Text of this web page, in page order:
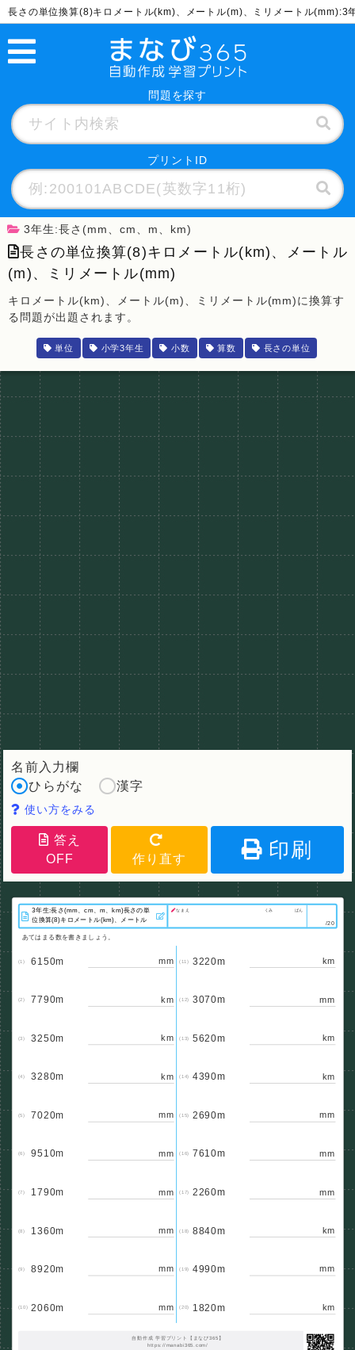
長さの単位換算(8)キロメートル(km)、メートル(m)、ミリメートル
問題を探す
プリントID
3年生:長さ(mm、cm、m、km)
長さの単位換算(8)キロメートル(km)、メートル
(m)、ミリメートル(mm)
キロメートル(km)、メートル(m)、ミリメートル(mm)に換算す
る問題が出題されます。
単位 小学3年生 小数 算数 長さの単位
名前入力欄
ひらがな
漢字
使い方をみる
答え
OFF
作り直す 印刷
なまえ くみ ばん
/20
あてはまる数を書きましょう。
(1) 6150m mm
(2) 7790m km
(3) 3250m km
(4) 3280m km
(5) 7020m mm
(6) 9510m mm
(7) 1790m mm
(8) 1360m mm
(9) 8920m mm
(10) 2060m mm
(11) 3220m km
(12) 3070m mm
(13) 5620m km
(14) 4390m km
(15) 2690m mm
(16) 7610m mm
(17) 2260m mm
(18) 8840m km
(19) 4990m mm
(20) 1820m km
自動作成 学習プリント【まなび365】
https://manabi365.com/